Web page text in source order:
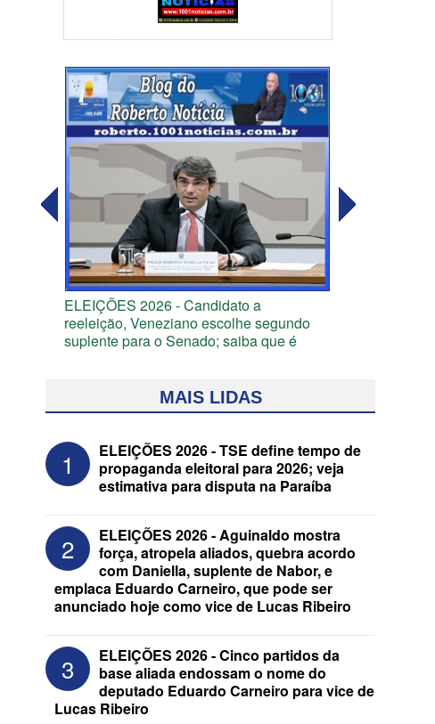
ELEIÇÕES 2026 - Candidato a
reeleição, Veneziano escolhe segundo
suplente para o Senado; saiba que é
ELEIÇÕES 2026 - Após convenções,
confira candidatos ao Governo e ao
MAIS LIDAS
1
ELEIÇÕES 2026 - TSE define tempo de
propaganda eleitoral para 2026; veja
estimativa para disputa na Paraíba
2
ELEIÇÕES 2026 - Aguinaldo mostra
força, atropela aliados, quebra acordo
com Daniella, suplente de Nabor, e
emplaca Eduardo Carneiro, que pode ser
anunciado hoje como vice de Lucas Ribeiro
3
ELEIÇÕES 2026 - Cinco partidos da
base aliada endossam o nome do
deputado Eduardo Carneiro para vice de
Lucas Ribeiro